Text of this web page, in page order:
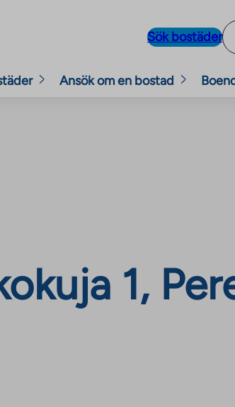
Sök bostäder
Ansök om en bostad
1,